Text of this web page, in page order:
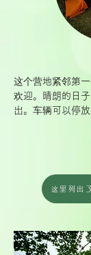
这个营地紧邻第
欢迎。晴朗的日
出。车辆可以停
这里列出